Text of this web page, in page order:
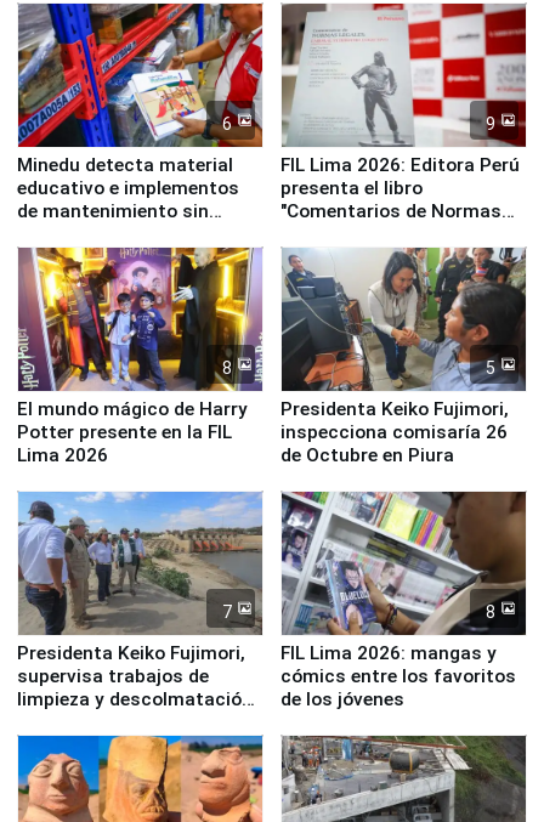
Panamericanos Lima 2027
6
Minedu detecta material
educativo e implementos
de mantenimiento sin
la UGEL 2
9
FIL Lima 2026: Editora Perú
presenta el libro
"Comentarios de Normas
Derecho Colectivo"
8
El mundo mágico de Harry
Potter presente en la FIL
Lima 2026
5
Presidenta Keiko Fujimori,
inspecciona comisaría 26
de Octubre en Piura
7
Presidenta Keiko Fujimori,
supervisa trabajos de
limpieza y descolmatación
8
FIL Lima 2026: mangas y
cómics entre los favoritos
de los jóvenes